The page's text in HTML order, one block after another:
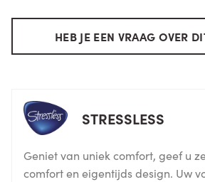
HEB JE EEN VRAAG OVER
STRESSLESS
Geniet van uniek comfort, geef u
comfort en eigentijds design. Uw